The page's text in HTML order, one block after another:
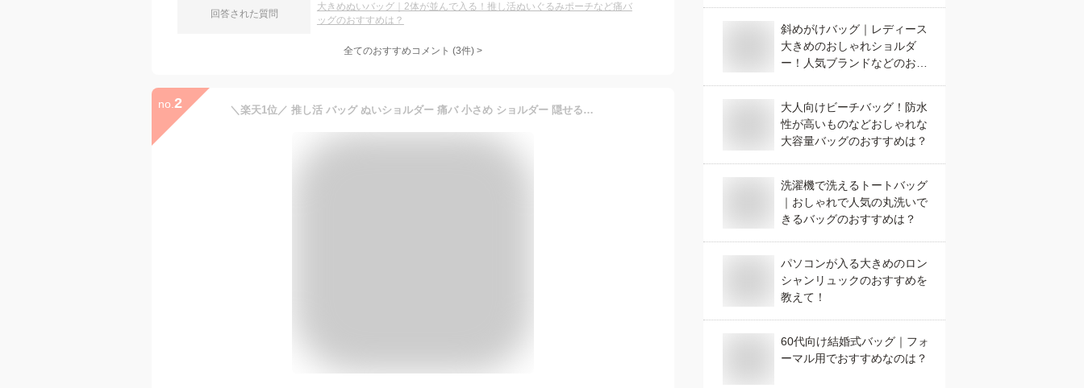
回答された質問
大きめぬいバッグ｜2体が並んで入る！推し活ぬいぐるみポーチなど痛バ
ッグのおすすめは？
全てのおすすめコメント (3件) >
no. 2 ＼楽天1位／ 推し活 バッグ ぬいショルダー 痛バ 小さめ ショルダー 隠せる ぬいぐるみ バッグ 透明 ムチュムチュ 15cm 20cm 推し入れ 痛バッグ ぬいバッグ ポーチ 2体 つれてってぬいショルダー 推し活グッズ ぬいポーチ 肩掛け コジット muchumuchu
斜めがけバッグ｜レディース
大きめのおしゃれショルダ
ー！人気ブランドなどのおす
大人向けビーチバッグ！防水
性が高いものなどおしゃれな
大容量バッグのおすすめは？
洗濯機で洗えるトートバッグ
｜おしゃれで人気の丸洗いで
きるバッグのおすすめは？
パソコンが入る大きめのロン
シャンリュックのおすすめを
教えて！
60代向け結婚式バッグ｜フォ
ーマル用でおすすめなのは？